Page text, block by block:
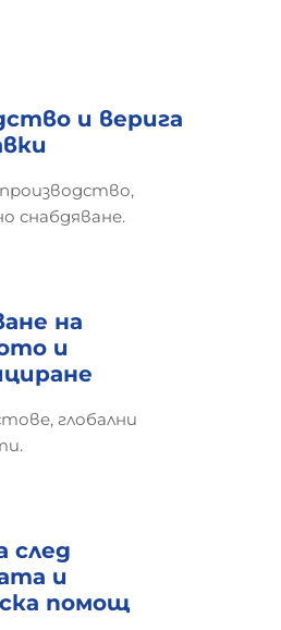
и верига
снабдяване.
на
и
глобални
след
и
помощ